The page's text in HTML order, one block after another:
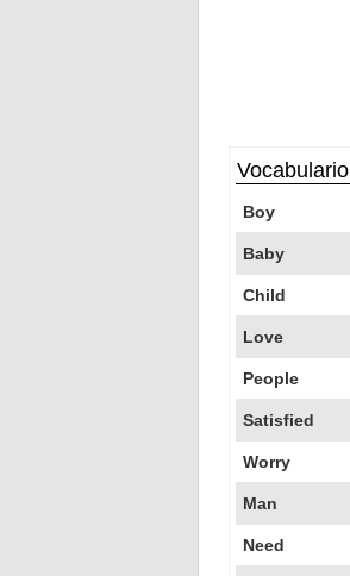
Vocabulario
Boy
Baby
Child
Love
People
Satisfied
Worry
Man
Need